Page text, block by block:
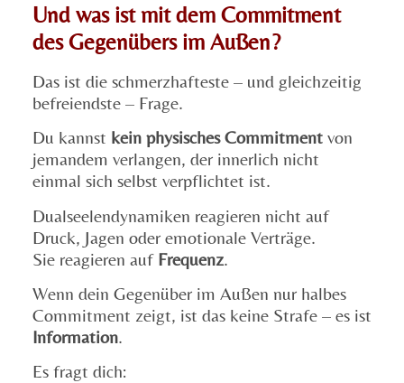
Und was ist mit dem Commitment
des Gegenübers im Außen?
Das ist die schmerzhafteste – und gleichzeitig
befreiendste – Frage.
Du kannst kein physisches Commitmentvon
jemandem verlangen, der innerlich nicht
einmal sich selbst verpflichtet ist.
Dualseelendynamiken reagieren nicht auf
Druck, Jagen oder emotionale Verträge.
Sie reagieren auf Frequenz.
Wenn dein Gegenüber im Außen nur halbes
Commitment zeigt, ist das keine Strafe – es ist
Information.
Es fragt dich: